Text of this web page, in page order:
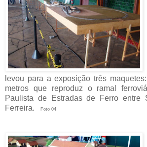
levou para a exposição três
metros que reproduz o ramal
Paulista de Estradas de Ferro entre
Ferreira.
Foto 04